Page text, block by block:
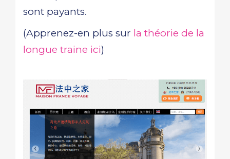
sont payants.
(Apprenez-en plus sur la théorie de la
longue traine ici)